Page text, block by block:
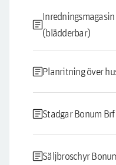
article(blädderbar)
articlePlanritning över
articleStadgar Bonum
articleSäljbroschyr